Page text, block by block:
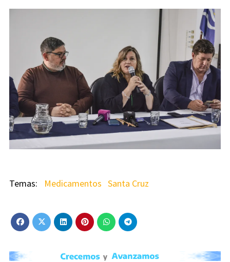
Medicamentos Santa Cruz